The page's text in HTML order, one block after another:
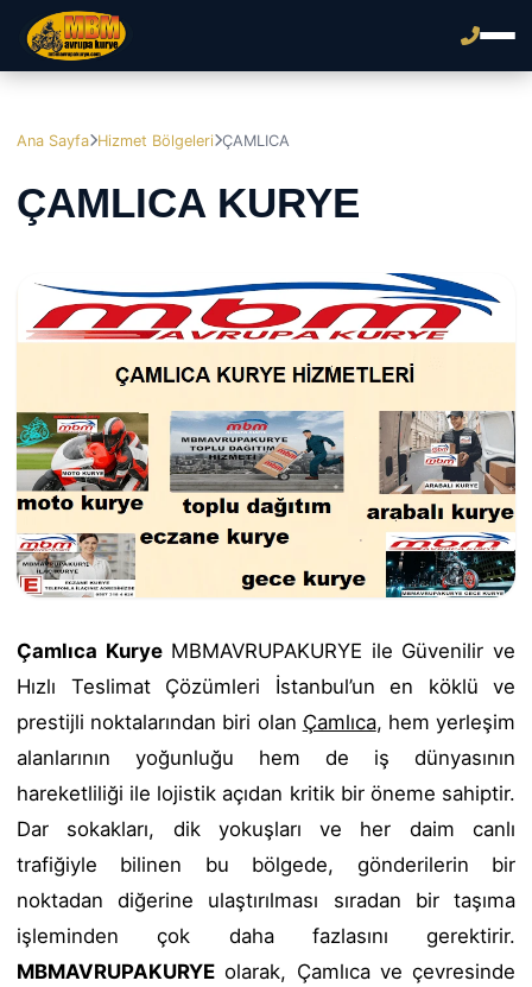
Ana Sayfa Hizmet Bölgeleri ÇAMLICA
ÇAMLICA KURYE
Çamlıca KuryeMBMAVRUPAKURYE ile Güvenilir ve
Hızlı Teslimat Çözümleri İstanbul’un en köklü ve
prestijli noktalarından biri olan Çamlıca, hem yerleşim
alanlarının yoğunluğu hem de iş dünyasının
hareketliliği ile lojistik açıdan kritik bir öneme sahiptir.
Dar sokakları, dik yokuşları ve her daim canlı
trafiğiyle bilinen bu bölgede, gönderilerin bir
noktadan diğerine ulaştırılması sıradan bir taşıma
işleminden çok daha fazlasını gerektirir.
MBMAVRUPAKURYE olarak, Çamlıca ve çevresinde